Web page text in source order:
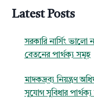
Latest Posts
সরকারি নার্সিং ভালো
বেতনের পার্থক্য সমূহ
মাদকদ্রব্য নিয়ন্ত্রণ
সুযোগ সুবিধার